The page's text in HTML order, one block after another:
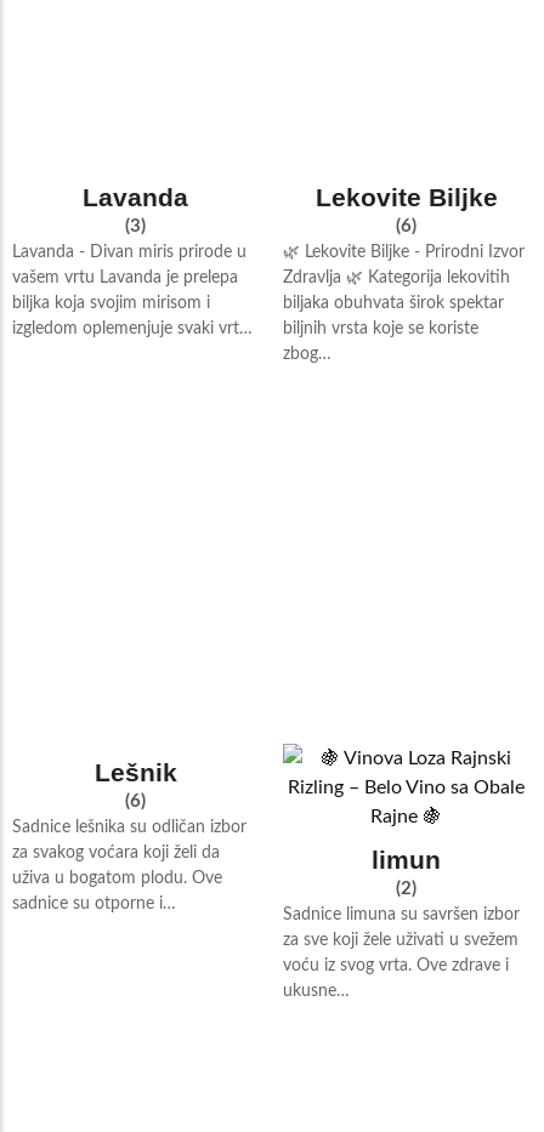
Lavanda
(3)
Lavanda - Divan miris prirode u
vašem vrtu Lavanda je prelepa
biljka koja svojim mirisom i
izgledom oplemenjuje svaki vrt…
Lekovite Biljke
(6)
🌿 Lekovite Biljke - Prirodni Izvor
Zdravlja 🌿 Kategorija lekovitih
biljaka obuhvata širok spektar
biljnih vrsta koje se koriste
zbog…
Lešnik
(6)
Sadnice lešnika su odličan izbor
za svakog voćara koji želi da
uživa u bogatom plodu. Ove
sadnice su otporne i…
limun
(2)
Sadnice limuna su savršen izbor
za sve koji žele uživati u svežem
voću iz svog vrta. Ove zdrave i
ukusne…